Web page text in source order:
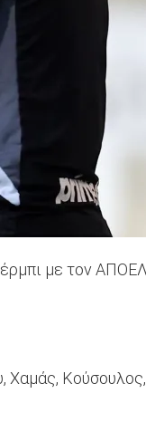
με τον
Χαμάς,